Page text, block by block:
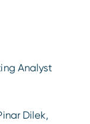
Analyst
Dilek,